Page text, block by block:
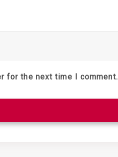
for the next time I comment.